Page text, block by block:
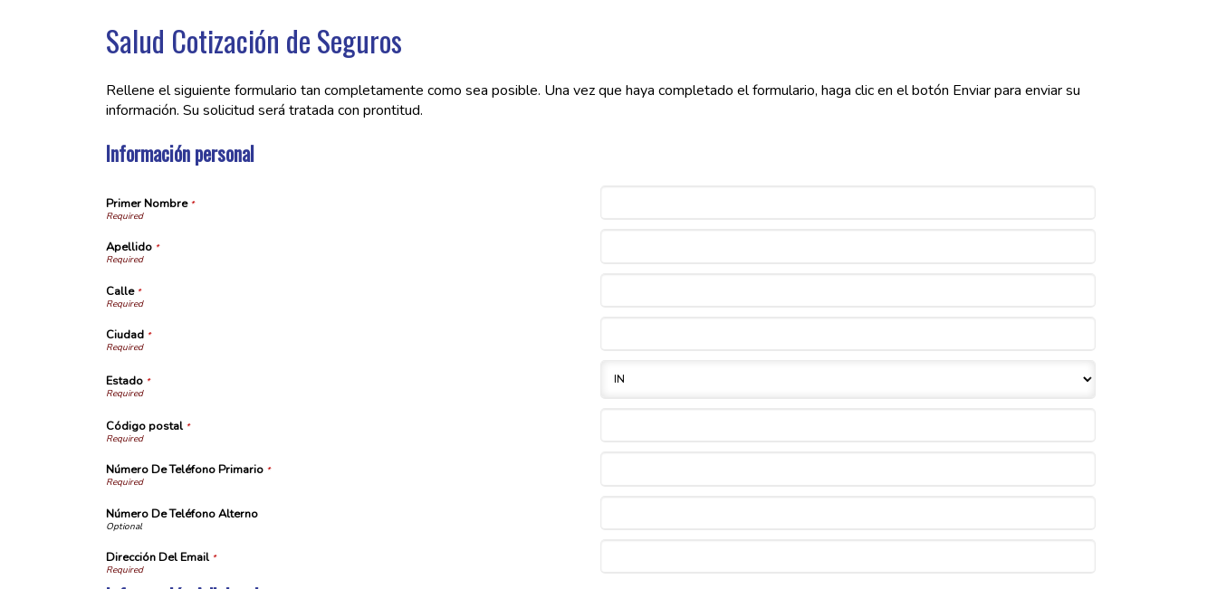
Salud Cotización de Seguros
Rellene el siguiente formulario tan completamente como sea posible. Una vez que haya completado el formulario, haga clic en el botón Enviar para enviar su
información. Su solicitud será tratada con prontitud.
Información personal
Primer Nombre *
Apellido *
Calle*
Ciudad *
Estado *
Código postal *
Número De Teléfono Primario *
Número De Teléfono Alterno
Dirección Del Email *